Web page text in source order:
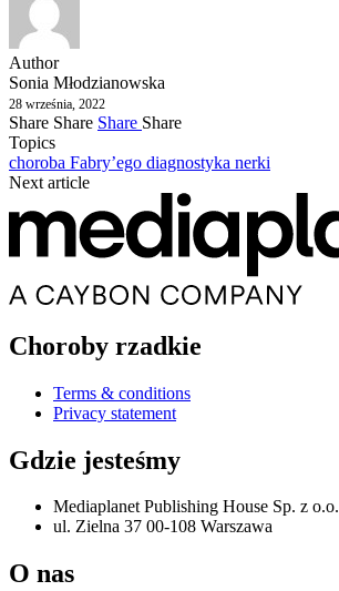
Author
Sonia Młodzianowska
28 września, 2022
Share Share Share Share
Topics
choroba Fabry’ego diagnostyka nerki
Next article
Choroby rzadkie
Terms & conditions
Privacy statement
Gdzie jesteśmy
Mediaplanet Publishing House Sp. z o.o.
ul. Zielna 37 00-108 Warszawa
O nas